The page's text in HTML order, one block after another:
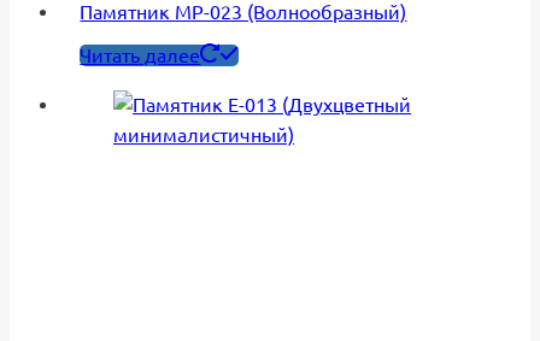
Памятник МР-023 (Волнообразный)
Читать далее